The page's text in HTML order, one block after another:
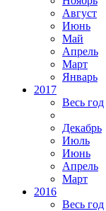
Август
Июнь
Май
Апрель
Март
Январь
2017
Весь год
Декабрь
Июль
Июнь
Апрель
Март
2016
Весь год